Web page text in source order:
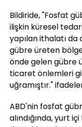
Bildiride, "Fosfat
ilişkin küresel
yapılan ithalatı
gübre üreten
önde gelen gübre
ticaret önlemleri
uğramıştır."
ABD'nin fosfat
alındığında, yurt